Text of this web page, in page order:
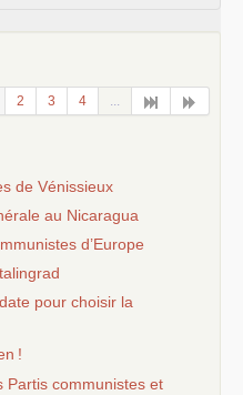
2 3 4 ...
de Vénissieux
au Nicaragua
d’Europe
pour choisir la
!
Partis communistes et